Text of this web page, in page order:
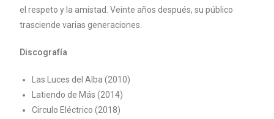
el respeto y la amistad. Veinte años después, su público
trasciende varias generaciones.
Discografía
Las Luces del Alba (2010)
Latiendo de Más (2014)
Circulo Eléctrico (2018)